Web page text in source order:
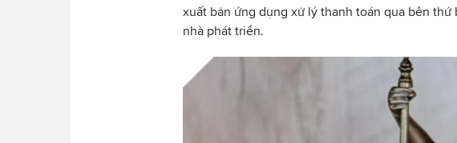
xuất bản ứng dụng xử lý thanh toán qua bên thứ
nhà phát triển.